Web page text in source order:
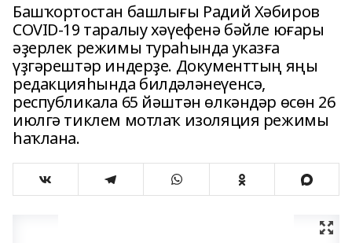
Башҡортостан башлығы Радий Хәбиров
COVID-19 таралыу хәүефенә бәйле юғары
әҙерлек режимы тураһында указға
үҙгәрештәр индерҙе. Документтың яңы
редакцияһында билдәләнеүенсә,
республикала 65 йәштән өлкәндәр өсөн 26
июлгә тиклем мотлаҡ изоляция режимы
һаҡлана.